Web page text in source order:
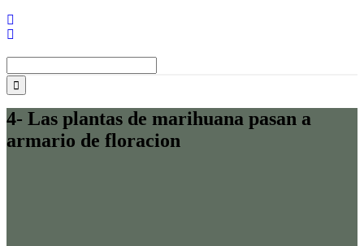
4- Las plantas de marihuana pasan a
armario de floracion